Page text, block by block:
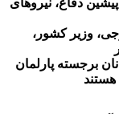
پیشین دفاع، نیروهای
وزیر کشور،
برجسته پارلمان
هستند